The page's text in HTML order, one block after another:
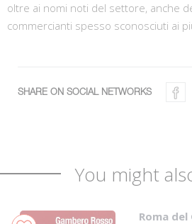
oltre ai nomi noti del settore, anche
commercianti spesso sconosciuti ai
SHARE ON SOCIAL NETWORKS
You might
Roma del